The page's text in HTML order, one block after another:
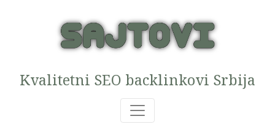
Kvalitetni SEO backlinkovi Srbija